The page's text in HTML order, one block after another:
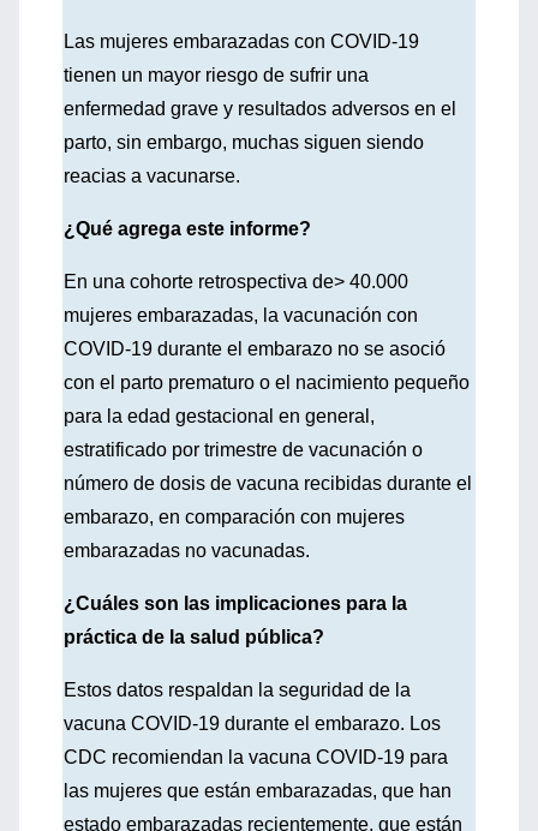
Las mujeres embarazadas con COVID-19
tienen un mayor riesgo de sufrir una
enfermedad grave y resultados adversos en el
parto, sin embargo, muchas siguen siendo
reacias a vacunarse.
¿Qué agrega este informe?
En una cohorte retrospectiva de> 40.000
mujeres embarazadas, la vacunación con
COVID-19 durante el embarazo no se asoció
con el parto prematuro o el nacimiento pequeño
para la edad gestacional en general,
estratificado por trimestre de vacunación o
número de dosis de vacuna recibidas durante el
embarazo, en comparación con mujeres
embarazadas no vacunadas.
¿Cuáles son las implicaciones para la
práctica de la salud pública?
Estos datos respaldan la seguridad de la
vacuna COVID-19 durante el embarazo. Los
CDC recomiendan la vacuna COVID-19 para
las mujeres que están embarazadas, que han
estado embarazadas recientemente, que están